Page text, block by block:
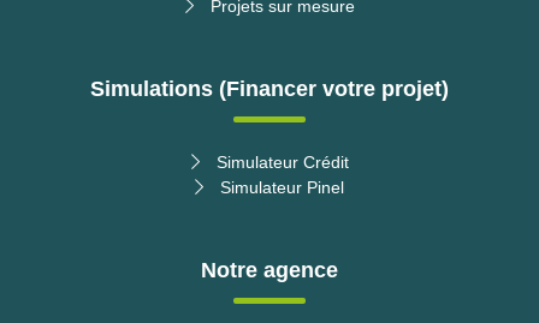
Projets sur mesure
Simulations (Financer votre projet)
Simulateur Crédit
Simulateur Pinel
Notre agence